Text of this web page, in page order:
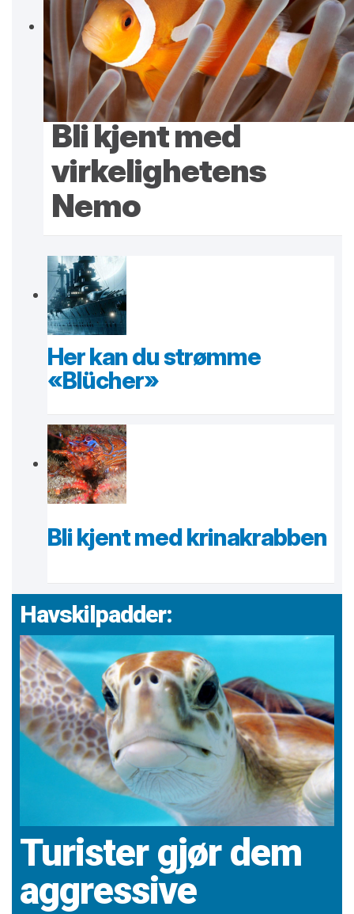
Bli kjent med
virkelighetens
Nemo
Her kan du strømme
«Blücher»
Bli kjent med krinakrabben
Havskilpadder:
Turister gjør dem
aggressive